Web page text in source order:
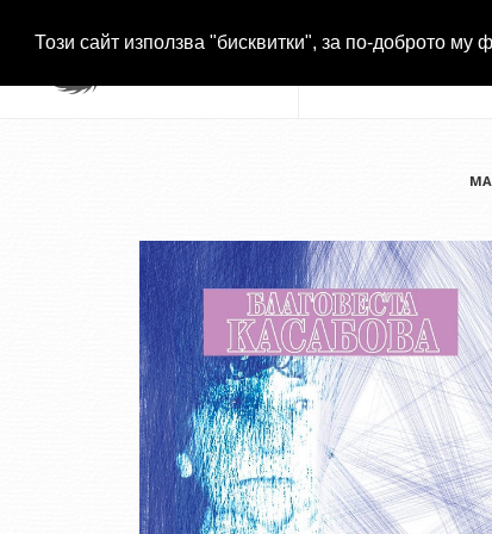
Този сайт използва "бисквитки", за по-доброто му